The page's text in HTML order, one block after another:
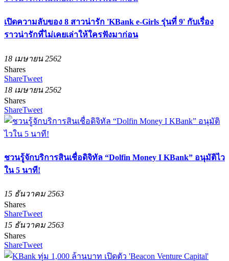
เปิดความลับของ 8 สาวน่ารัก 'KBank e-Girls รุ่นที่ 9' กับเรื่อง
ราวน่ารักที่ไม่เคยเล่าให้ใครฟังมาก่อน
18 เมษายน 2562
Shares
ShareTweet
18 เมษายน 2562
Shares
ShareTweet
ชวนรู้จักบริการสินเชื่อดิจิทัล “Dolfin Money I KBank” อนุมัติไว
ใน 5 นาที!
15 ธันวาคม 2563
Shares
ShareTweet
15 ธันวาคม 2563
Shares
ShareTweet